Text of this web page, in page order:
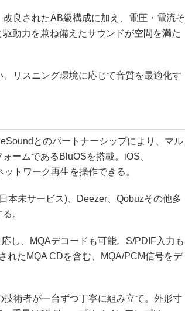
良されたAB級構成に加え、電圧・電流そ
動力を兼ね備えたサウンドが空間を満た
リスニング環境に応じて音質を最適化す
とのパートナーシップにより、マル
ームであるBluOSを搭載。iOS、
トワーク再生を操作できる。
本未サービス)、Deezer、Qobuzその他多
。
し、MQAデコードも可能。S/PDIF入力も
れたMQA CDを含む、MQA/PCM信号をデ
術者が一台ずつ丁寧に組み立て。外形寸